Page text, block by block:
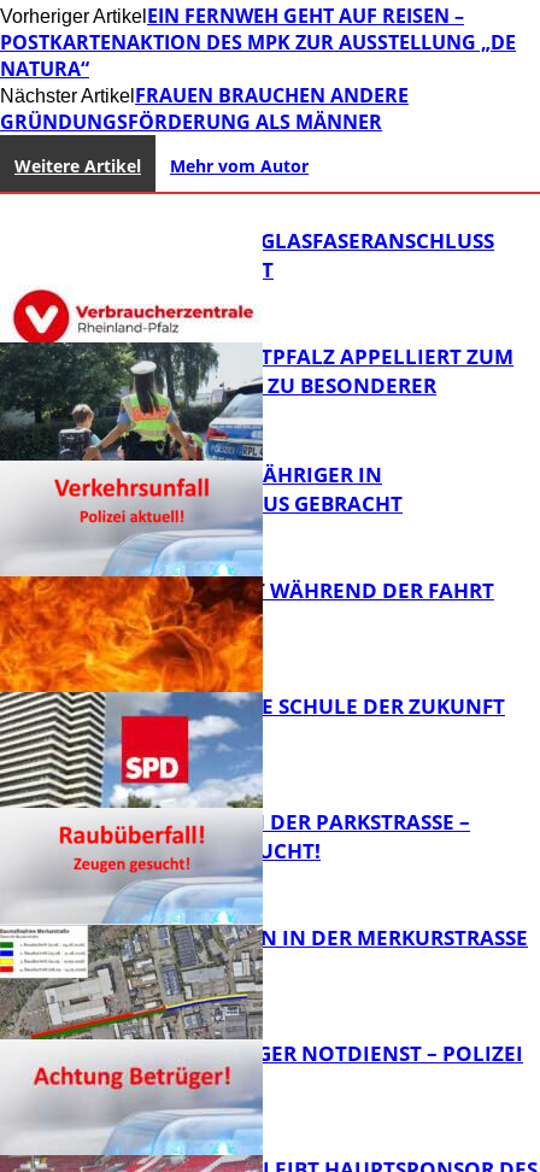
Vorheriger Artikel EIN FERNWEH GEHT AUF REISEN –
POSTKARTENAKTION DES MPK ZUR AUSSTELLUNG „DE
NATURA“
Nächster Artikel FRAUEN BRAUCHEN ANDERE
GRÜNDUNGSFÖRDERUNG ALS MÄNNER
Weitere Artikel Mehr vom Autor
FB News
WARUM EIN GLASFASERANSCHLUSS
SINNVOLL IST
POLIZEI WESTPFALZ APPELLIERT ZUM
SCHULSTART ZU BESONDERER
VORSICHT
FB News
UNFALL: 58-JÄHRIGER IN
KRANKENHAUS GEBRACHT
FB News
AUTO FÄNGT WÄHREND DER FAHRT
FEUER
WIE SIEHT DIE SCHULE DER ZUKUNFT
AUS?
FB News
ÜBERFALL IN DER PARKSTRASSE – Z
EUGEN GESUCHT!
BAUARBEITEN IN DER MERKURSTRASSE
FRAGWÜRDIGER NOTDIENST – POLIZEI
WARNT